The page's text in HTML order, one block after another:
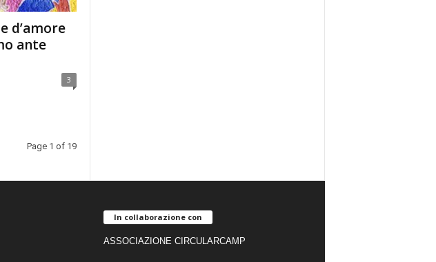
d’amore
ante
3
Page 1 of 19
In collaborazione con
ASSOCIAZIONE CIRCULARCAMP